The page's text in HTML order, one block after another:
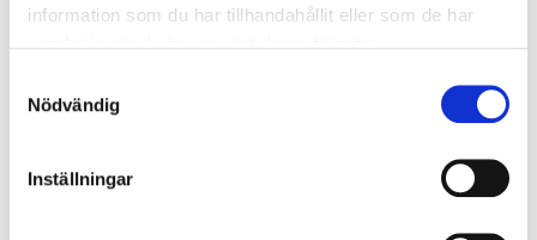
information som du har tillhandahållit eller som de har
Nödvändig
Inställningar
hjälper vi er vidare!